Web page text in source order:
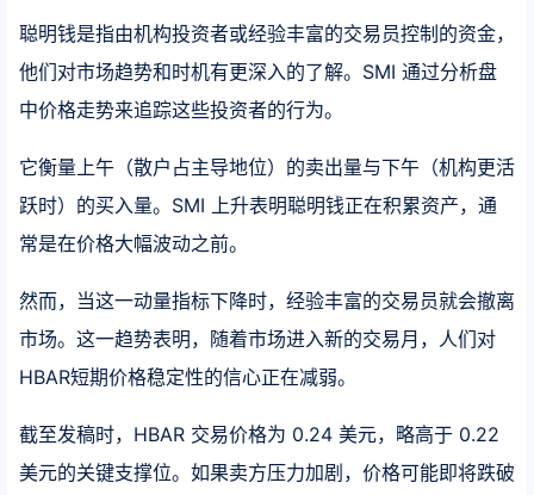
聪明钱是指由机构投资者或经验丰富的交易员控制的资金，
他们对市场趋势和时机有更深入的了解。SMI 通过分析盘
中价格走势来追踪这些投资者的行为。
它衡量上午（散户占主导地位）的卖出量与下午（机构更活
跃时）的买入量。SMI 上升表明聪明钱正在积累资产，通
常是在价格大幅波动之前。
然而，当这一动量指标下降时，经验丰富的交易员就会撤离
市场。这一趋势表明，随着市场进入新的交易月，人们对
HBAR短期价格稳定性的信心正在减弱。
截至发稿时，HBAR 交易价格为 0.24 美元，略高于 0.22
美元的关键支撑位。如果卖方压力加剧，价格可能即将跌破